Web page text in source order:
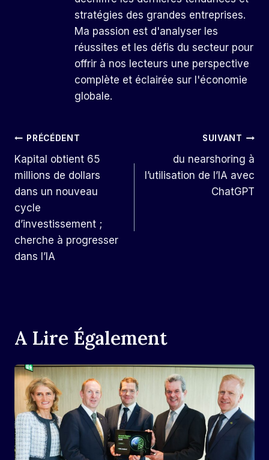
stratégies des grandes entreprises.
Ma passion est d'analyser les
réussites et les défis du secteur pour
offrir à nos lecteurs une perspective
complète et éclairée sur l'économie
globale.
Navigation
De
L’article
PRÉCÉDENT
Kapital obtient 65
millions de dollars
dans un nouveau
cycle
d’investissement ;
cherche à progresser
dans l’IA
SUIVANT
du nearshoring à
l’utilisation de l’IA avec
ChatGPT
A Lire Également